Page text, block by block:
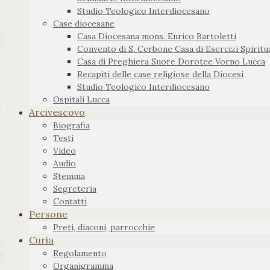
Studio Teologico Interdiocesano
Case diocesane
Casa Diocesana mons. Enrico Bartoletti
Convento di S. Cerbone Casa di Esercizi
Casa di Preghiera Suore Dorotee Vorno Lucca
Recapiti delle case religiose della Diocesi
Studio Teologico Interdiocesano
Ospitali Lucca
Arcivescovo
Biografia
Testi
Video
Audio
Stemma
Segreteria
Contatti
Persone
Preti, diaconi, parrocchie
Curia
Regolamento
Organigramma